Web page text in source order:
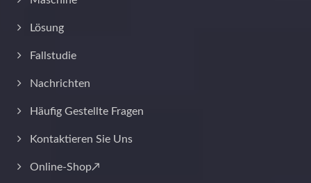
Lösung
Fallstudie
Nachrichten
Häufig Gestellte Fragen
Kontaktieren Sie Uns
Online-Shop↗